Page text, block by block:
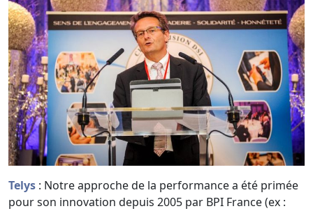
Telys : Notre approche de la performance a été primée
pour son innovation depuis 2005 par BPI France (ex :